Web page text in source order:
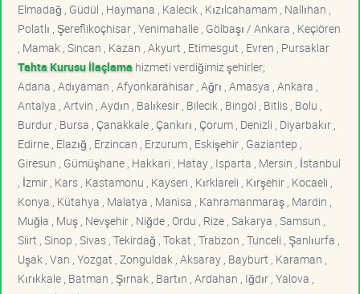
Elmadağ , Güdül , Haymana , Kalecik , Kızılcahamam , Nallıhan ,
Polatlı , Şereflikoçhisar , Yenimahalle , Gölbaşı / Ankara , Keçiören
, Mamak , Sincan , Kazan , Akyurt , Etimesgut , Evren , Pursaklar
Tahta Kurusu İlaçlama hizmeti verdiğimiz şehirler;
Adana , Adıyaman , Afyonkarahisar , Ağrı , Amasya , Ankara ,
Antalya , Artvin , Aydın , Balıkesir , Bilecik , Bingöl , Bitlis , Bolu ,
Burdur , Bursa , Çanakkale , Çankırı , Çorum , Denizli , Diyarbakır ,
Edirne , Elazığ , Erzincan , Erzurum , Eskişehir , Gaziantep ,
Giresun , Gümüşhane , Hakkari , Hatay , Isparta , Mersin , İstanbul
, İzmir , Kars , Kastamonu , Kayseri , Kırklareli , Kırşehir , Kocaeli ,
Konya , Kütahya , Malatya , Manisa , Kahramanmaraş , Mardin ,
Muğla , Muş , Nevşehir , Niğde , Ordu , Rize , Sakarya , Samsun ,
Siirt , Sinop , Sivas , Tekirdağ , Tokat , Trabzon , Tunceli , Şanlıurfa ,
Uşak , Van , Yozgat , Zonguldak , Aksaray , Bayburt , Karaman ,
Kırıkkale , Batman , Şırnak , Bartın , Ardahan , Iğdır , Yalova ,